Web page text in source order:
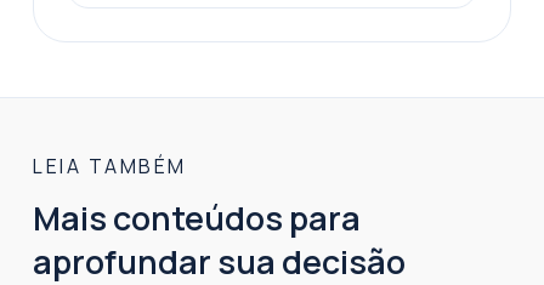
LEIA TAMBÉM
Mais conteúdos para
aprofundar sua decisão